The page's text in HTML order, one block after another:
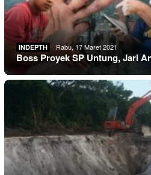
INDEPTH Rabu, 17 Maret 2021
Boss Proyek SP Untung, Jari